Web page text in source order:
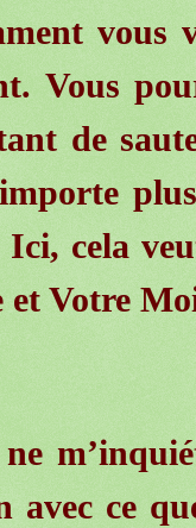
vous
Vous
de
cela
Votre
avec ce